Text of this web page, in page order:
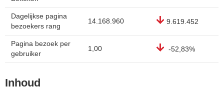
Dagelijkse pagina
bezoekers rang
14.168.960 9.619.452
Pagina bezoek per
gebruiker
1,00 -52,83%
Inhoud